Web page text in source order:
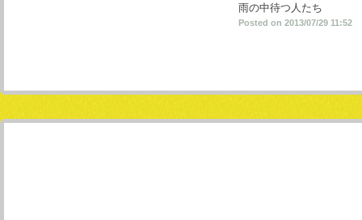
雨の中待つ人たち
Posted on 2013/07/29 11:52